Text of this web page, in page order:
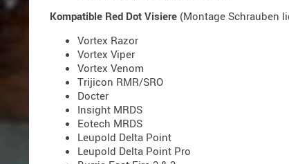
Kompatible Red Dot Visiere (Montage Schrauben
Vortex Razor
Vortex Viper
Vortex Venom
Trijicon RMR/SRO
Docter
Insight MRDS
Eotech MRDS
Leupold Delta Point
Leupold Delta Point Pro